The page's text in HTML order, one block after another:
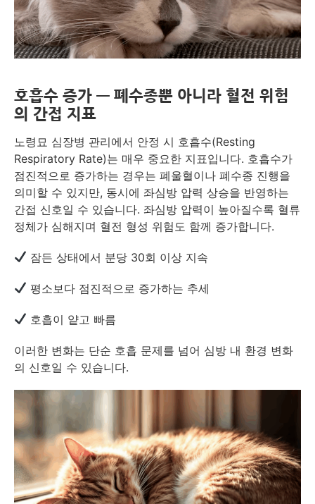
호흡수 증가 — 폐수종뿐 아니라 혈전 위험
의 간접 지표
노령묘 심장병 관리에서 안정 시 호흡수(Resting
Respiratory Rate)는 매우 중요한 지표입니다. 호흡수가
점진적으로 증가하는 경우는 폐울혈이나 폐수종 진행을
의미할 수 있지만, 동시에 좌심방 압력 상승을 반영하는
간접 신호일 수 있습니다. 좌심방 압력이 높아질수록 혈류
정체가 심해지며 혈전 형성 위험도 함께 증가합니다.
잠든 상태에서 분당 30회 이상 지속
평소보다 점진적으로 증가하는 추세
호흡이 얕고 빠름
이러한 변화는 단순 호흡 문제를 넘어 심방 내 환경 변화
의 신호일 수 있습니다.